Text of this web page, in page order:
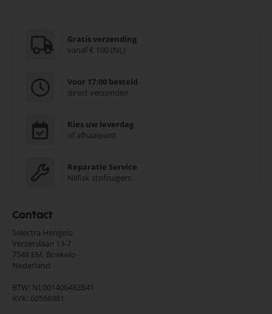
Gratis verzending
vanaf € 100 (NL)
Voor 17:00 besteld
direct verzonden
Kies uw leverdag
of afhaalpunt
Reparatie Service
Nilfisk stofzuigers
Contact
Selectra Hengelo
Verzetslaan 13-7
7548 EM, Boekelo
Nederland
BTW: NL001406482B41
KVK: 60566981